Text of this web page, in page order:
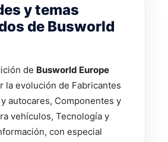
y temas
de Busworld
de Busworld Europe
la evolución de Fabricantes
autocares, Componentes y
vehículos, Tecnología y
con especial